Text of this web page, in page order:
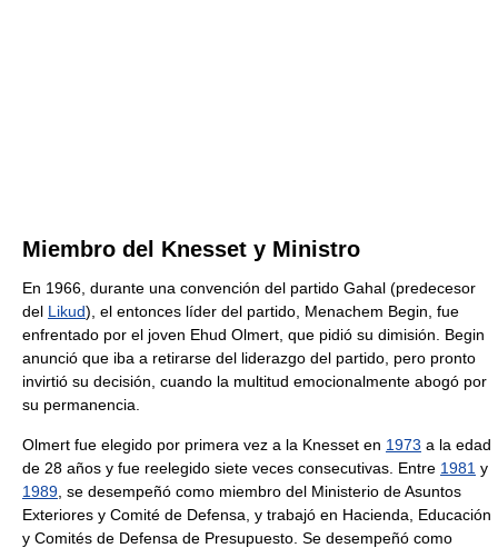
Miembro del Knesset y Ministro
En 1966, durante una convención del partido Gahal (predecesor
del Likud), el entonces líder del partido, Menachem Begin, fue
enfrentado por el joven Ehud Olmert, que pidió su dimisión. Begin
anunció que iba a retirarse del liderazgo del partido, pero pronto
invirtió su decisión, cuando la multitud emocionalmente abogó por
su permanencia.
Olmert fue elegido por primera vez a la Knesset en 1973 a la edad
de 28 años y fue reelegido siete veces consecutivas. Entre 1981 y
1989 , se desempeñó como miembro del Ministerio de Asuntos
Exteriores y Comité de Defensa, y trabajó en Hacienda, Educación
y Comités de Defensa de Presupuesto. Se desempeñó como